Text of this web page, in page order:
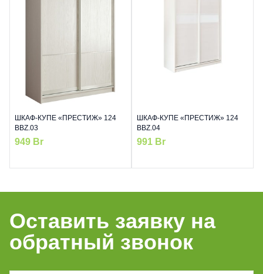
ШКАФ-КУПЕ «ПРЕСТИЖ» 124
BBZ.03
949 Br
ШКАФ-КУПЕ «ПРЕСТИЖ» 124
BBZ.04
991 Br
Оставить заявку на
обратный звонок